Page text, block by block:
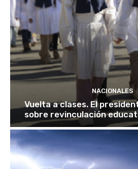
NACIONALES
Vuelta a clases. El
sobre revinculación